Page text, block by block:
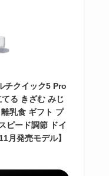
チクイック5 Pro
る きざむ みじ
乳食 ギフト プ
ピード調節 ドイ
月発売モデル】